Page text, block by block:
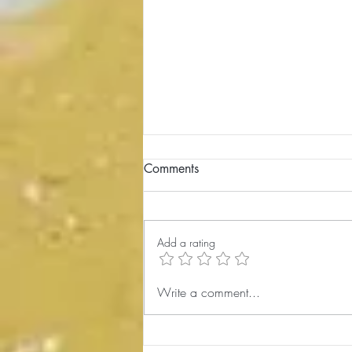
کارگاه شاهنامه‌خوانی 176،
Comments
Add a rating
Write a comment...